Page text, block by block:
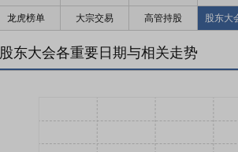
龙虎榜单 大宗交易 高管持股 股东大
股东大会各重要日期与相关走势